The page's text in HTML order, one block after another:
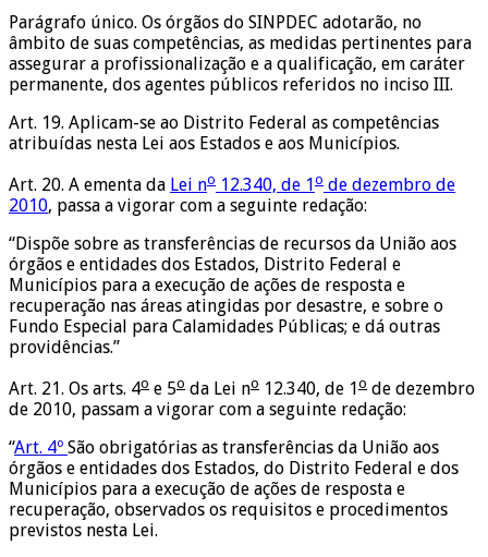
Parágrafo único. Os órgãos do SINPDEC adotarão, no
âmbito de suas competências, as medidas pertinentes para
assegurar a profissionalização e a qualificação, em caráter
permanente, dos agentes públicos referidos no inciso III.
Art. 19. Aplicam-se ao Distrito Federal as competências
atribuídas nesta Lei aos Estados e aos Municípios.
Art. 20. A ementa da Lei no 12.340, de 1o de dezembro de
2010, passa a vigorar com a seguinte redação:
“Dispõe sobre as transferências de recursos da União aos
órgãos e entidades dos Estados, Distrito Federal e
Municípios para a execução de ações de resposta e
recuperação nas áreas atingidas por desastre, e sobre o
Fundo Especial para Calamidades Públicas; e dá outras
providências.”
Art. 21. Os arts. 4o e 5o da Lei no 12.340, de 1 o de dezembro
de 2010, passam a vigorar com a seguinte redação:
“Art. 4º São obrigatórias as transferências da União aos
órgãos e entidades dos Estados, do Distrito Federal e dos
Municípios para a execução de ações de resposta e
recuperação, observados os requisitos e procedimentos
previstos nesta Lei.